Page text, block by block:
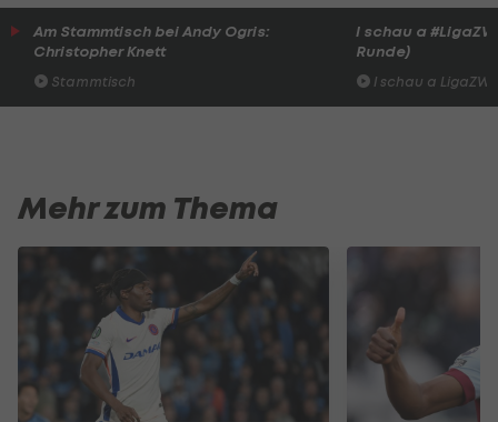
Am Stammtisch bei Andy Ogris:
Christopher Knett
Stammtisch
I schau a
Runde)
I schau a LigaZWA
Mehr zum Thema